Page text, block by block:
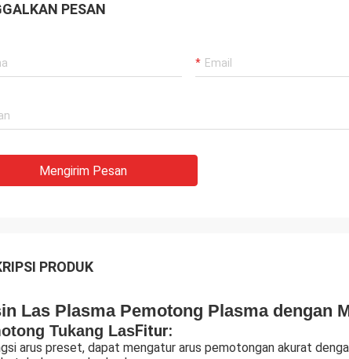
PESAN
Mengirim Pesan
PRODUK
Las Plasma Pemotong Plasma dengan
Tukang LasFitur:
arus preset, dapat mengatur arus pemotongan akurat